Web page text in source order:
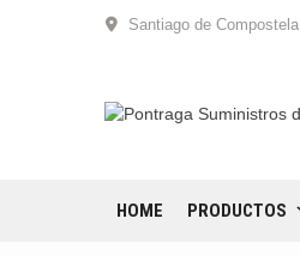
Santiago de Compostela
HOME PRODUCTOS